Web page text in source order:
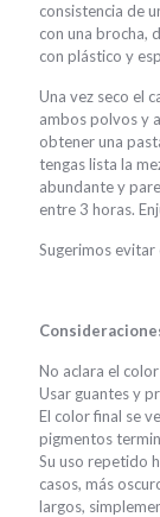
consistencia de
con una brocha,
con plástico y
Una vez seco el
ambos polvos y
obtener una
tengas lista la
abundante y
entre 3 horas.
Sugerimos evitar
No aclara el
Usar guantes y
El color final se
pigmentos
Su uso repetido
casos, más
largos,